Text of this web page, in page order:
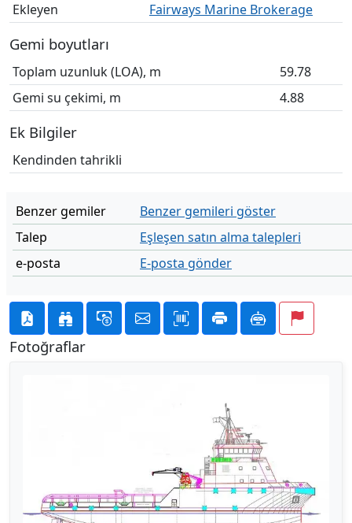
Ekleyen
Fairways Marine Brokerage
Gemi boyutları
Toplam uzunluk (LOA), m
59.78
Gemi su çekimi, m
4.88
Ek Bilgiler
Kendinden tahrikli
Benzer gemiler
Benzer gemileri göster
Talep
Eşleşen satın alma talepleri
e-posta
E-posta gönder
Fotoğraflar
Sonraki